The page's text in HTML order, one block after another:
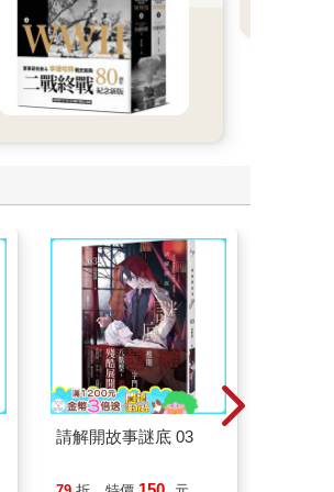
請解開故事謎底 03